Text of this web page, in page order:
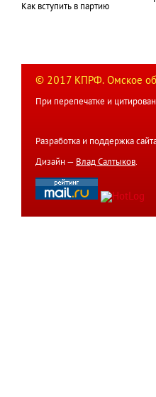
Как вступить в партию
© 2017 КПРФ. Омское
При перепечатке и
Разработка и поддержка
Дизайн — Влад Салтыков.